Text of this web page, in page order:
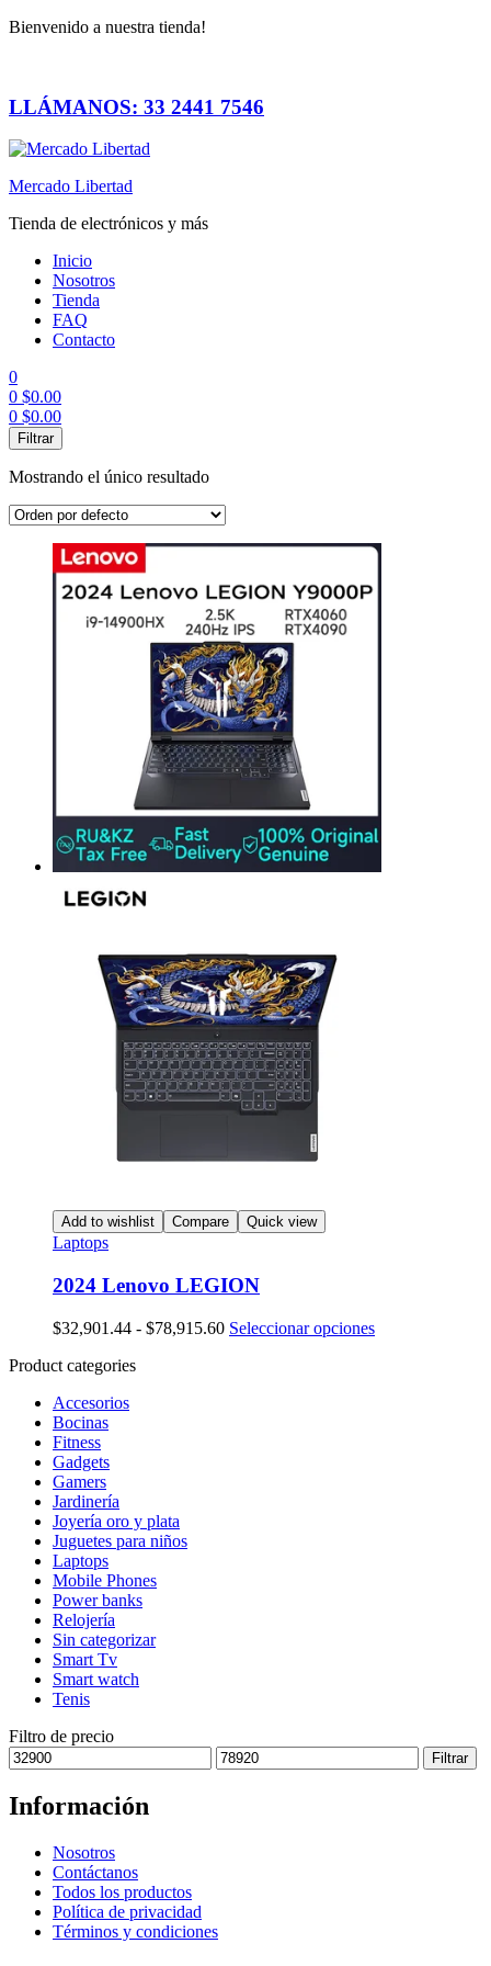
Bienvenido a nuestra tienda!
LLÁMANOS: 33 2441 7546
Mercado Libertad
Tienda de electrónicos y más
Inicio
Nosotros
Tienda
FAQ
Contacto
0
0 $0.00
0 $0.00
Menú
Filtrar
Mostrando el único resultado
Add to wishlist Compare Quick view
Laptops
2024 Lenovo LEGION
$32,901.44 - $78,915.60Rango
Seleccionar opcionesEste
Product categories
Accesorios
Bocinas
Fitness
Gadgets
Gamers
Jardinería
Joyería oro y plata
Juguetes para niños
Laptops
Mobile Phones
Power banks
Relojería
Sin categorizar
Smart Tv
Smart watch
Tenis
Filtro de precio
Precio
mínimo
Precio
máximo
Filtrar
Información
Nosotros
Contáctanos
Todos los productos
Política de privacidad
Términos y condiciones